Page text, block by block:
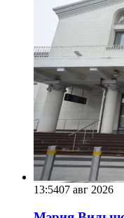
13:5407 авг 2026